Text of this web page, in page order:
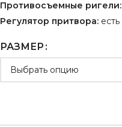
Противосъемные ригели:
Регулятор притвора: есть
РАЗМЕР